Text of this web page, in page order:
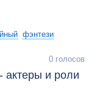
фэнтези
0 голосов
актеры и роли